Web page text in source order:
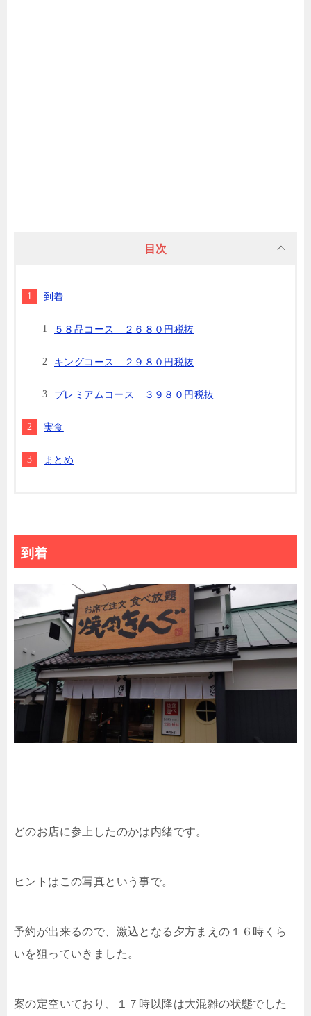
目次
到着
５８品コース ２６８０円税抜
キングコース ２９８０円税抜
プレミアムコース ３９８０円税抜
実食
まとめ
到着
どのお店に参上したのかは内緒です。
ヒントはこの写真という事で。
予約が出来るので、激込となる夕方まえの１６時くら
いを狙っていきました。
案の定空いており、１７時以降は大混雑の状態でした